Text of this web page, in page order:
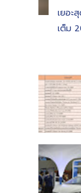
เยอะ
เต็ม